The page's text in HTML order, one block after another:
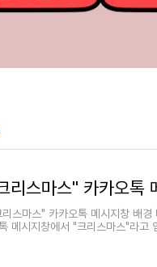
리스마스" 카카오톡
리스마스" 카카오톡 메시지창 배
메시지창에서 "크리스마스"라고